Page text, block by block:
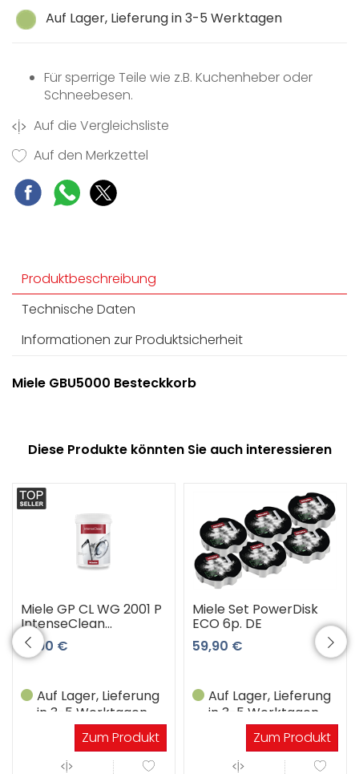
Auf Lager, Lieferung in 3-5 Werktagen
Für sperrige Teile wie z.B. Kuchenheber oder
Schneebesen.
Auf die Vergleichsliste
Auf den Merkzettel
Produktbeschreibung
Technische Daten
Informationen zur Produktsicherheit
Miele GBU5000 Besteckkorb
Diese Produkte könnten Sie auch interessieren
Miele GP CL WG 2001 P
IntenseClean
Maschinenreiniger
13,90 €
Auf Lager, Lieferung
in 3-5 Werktagen
Zum Produkt
Miele Set PowerDisk
ECO 6p. DE
59,90 €
Auf Lager, Lieferung
in 3-5 Werktagen
Zum Produkt